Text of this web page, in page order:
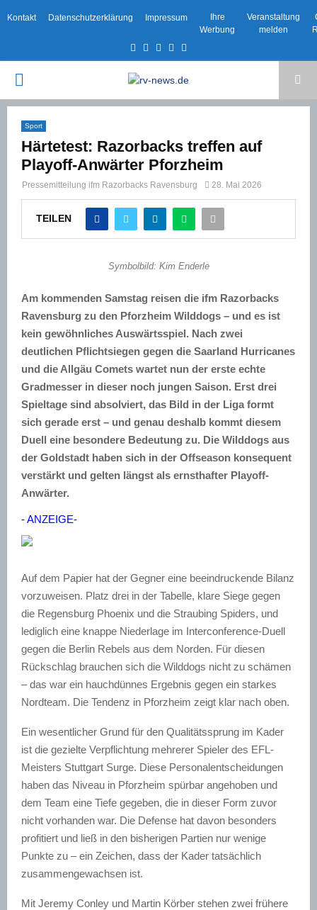
Kontakt Datenschutzerklärung Impressum
Ihre
Werbung
Veranstaltung
melden
Facebook
TwitterInstagram
Email
PRIMARY
MENU
Sport
Härtetest: Razorbacks treffen auf
Playoff-Anwärter Pforzheim
Pressemitteilung ifm Razorbacks Ravensburg 28. Mai 2026
TEILEN
Symbolbild: Kim Enderle
Am kommenden Samstag reisen die ifm Razorbacks
Ravensburg zu den Pforzheim Wilddogs – und es ist
kein gewöhnliches Auswärtsspiel. Nach zwei
deutlichen Pflichtsiegen gegen die Saarland Hurricanes
und die Allgäu Comets wartet nun der erste echte
Gradmesser in dieser noch jungen Saison. Erst drei
Spieltage sind absolviert, das Bild in der Liga formt
sich gerade erst – und genau deshalb kommt diesem
Duell eine besondere Bedeutung zu. Die Wilddogs aus
der Goldstadt haben sich in der Offseason konsequent
verstärkt und gelten längst als ernsthafter Playoff-
Anwärter.
- ANZEIGE-
Auf dem Papier hat der Gegner eine beeindruckende Bilanz
vorzuweisen. Platz drei in der Tabelle, klare Siege gegen
die Regensburg Phoenix und die Straubing Spiders, und
lediglich eine knappe Niederlage im Interconference-Duell
gegen die Berlin Rebels aus dem Norden. Für diesen
Rückschlag brauchen sich die Wilddogs nicht zu schämen
– das war ein hauchdünnes Ergebnis gegen ein starkes
Nordteam. Die Tendenz in Pforzheim zeigt klar nach oben.
Ein wesentlicher Grund für den Qualitätssprung im Kader
ist die gezielte Verpflichtung mehrerer Spieler des EFL-
Meisters Stuttgart Surge. Diese Personalentscheidungen
haben das Niveau in Pforzheim spürbar angehoben und
dem Team eine Tiefe gegeben, die in dieser Form zuvor
nicht vorhanden war. Die Defense hat davon besonders
profitiert und ließ in den bisherigen Partien nur wenige
Punkte zu – ein Zeichen, dass der Kader tatsächlich
zusammengewachsen ist.
Mit Jeremy Conley und Martin Körber stehen zwei frühere